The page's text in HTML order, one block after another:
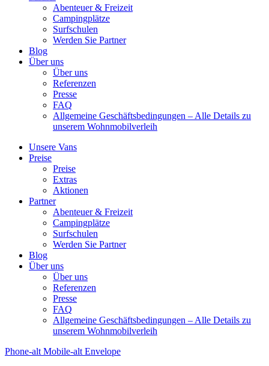
Abenteuer & Freizeit
Campingplätze
Surfschulen
Werden Sie Partner
Blog
Über uns
Über uns
Referenzen
Presse
FAQ
Allgemeine Geschäftsbedingungen – Alle Details zu
unserem Wohnmobilverleih
Unsere Vans
Preise
Preise
Extras
Aktionen
Partner
Abenteuer & Freizeit
Campingplätze
Surfschulen
Werden Sie Partner
Blog
Über uns
Über uns
Referenzen
Presse
FAQ
Allgemeine Geschäftsbedingungen – Alle Details zu
unserem Wohnmobilverleih
Phone-alt Mobile-alt Envelope